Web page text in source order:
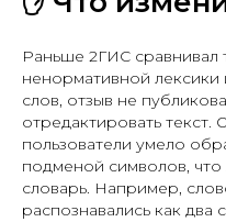
Раньше 2ГИС сравнивал
ненормативной лексики
слов, отзыв не
отредактировать текст.
пользователи умело
подменой символов,
словарь. Например,
распознавались как